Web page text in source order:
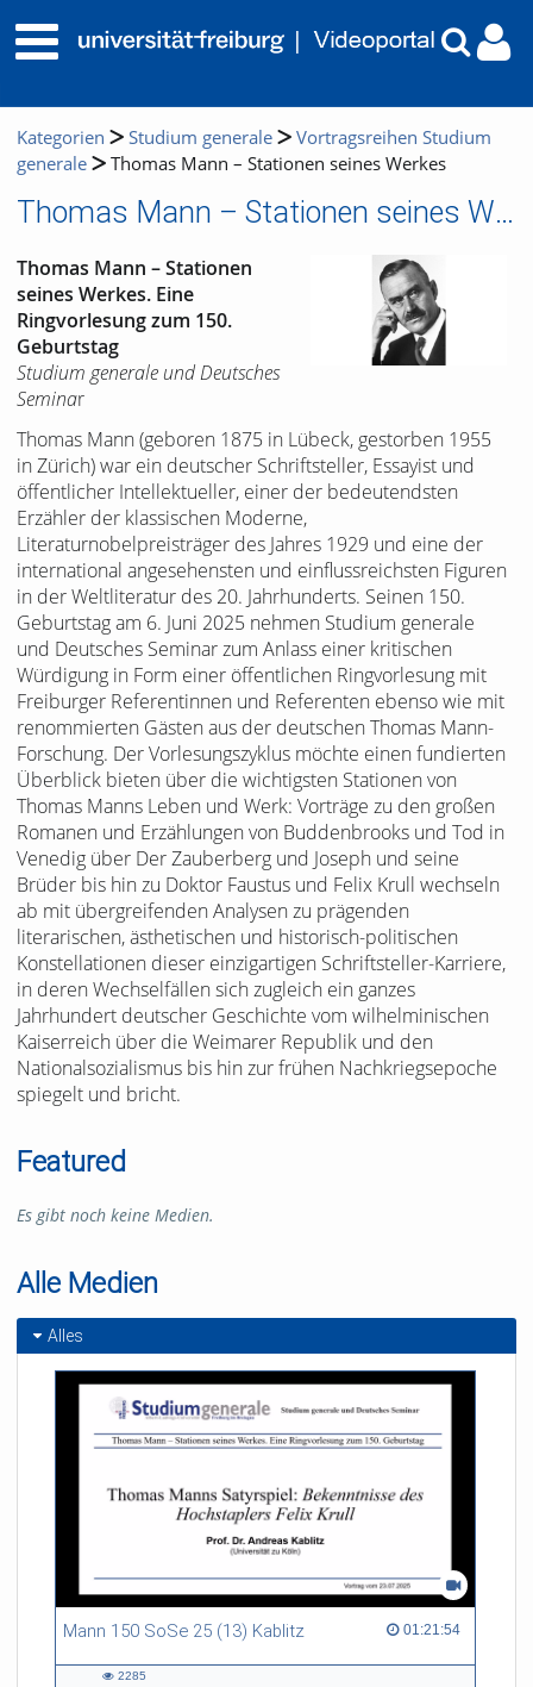
Kategorien Studium generale
Vortragsreihen Studium
generale
Thomas Mann – Stationen seines Werkes
Thomas Mann – Stationen seines Werkes
Thomas Mann – Stationen
seines Werkes. Eine
Ringvorlesung zum 150.
Geburtstag
Studium generale und Deutsches
Seminar
Thomas Mann (geboren 1875 in Lübeck, gestorben 1955
in Zürich) war ein deutscher Schriftsteller, Essayist und
öffentlicher Intellektueller, einer der bedeutendsten
Erzähler der klassischen Moderne,
Literaturnobelpreisträger des Jahres 1929 und eine der
international angesehensten und einflussreichsten Figuren
in der Weltliteratur des 20. Jahrhunderts. Seinen 150.
Geburtstag am 6. Juni 2025 nehmen Studium generale
und Deutsches Seminar zum Anlass einer kritischen
Würdigung in Form einer öffentlichen Ringvorlesung mit
Freiburger Referentinnen und Referenten ebenso wie mit
renommierten Gästen aus der deutschen Thomas Mann-
Forschung. Der Vorlesungszyklus möchte einen fundierten
Überblick bieten über die wichtigsten Stationen von
Thomas Manns Leben und Werk: Vorträge zu den großen
Romanen und Erzählungen von Buddenbrooks und Tod in
Venedig über Der Zauberberg und Joseph und seine
Brüder bis hin zu Doktor Faustus und Felix Krull wechseln
ab mit übergreifenden Analysen zu prägenden
literarischen, ästhetischen und historisch-politischen
Konstellationen dieser einzigartigen Schriftsteller-Karriere,
in deren Wechselfällen sich zugleich ein ganzes
Jahrhundert deutscher Geschichte vom wilhelminischen
Kaiserreich über die Weimarer Republik und den
Nationalsozialismus bis hin zur frühen Nachkriegsepoche
spiegelt und bricht.
Featured
Es gibt noch keine Medien.
Alle Medien
Alles
Mann 150 SoSe 25 (13) Kablitz 01:21:54
01:21:54 duration
2285